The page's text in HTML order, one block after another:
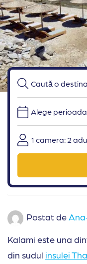
Alege
1 camera: 2
Postat de
Kalami este una
din sudul insulei